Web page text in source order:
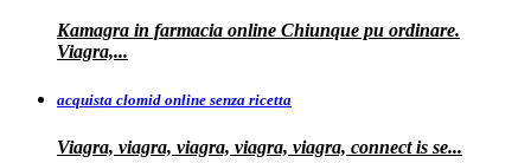
Kamagra in farmacia online Chiunque pu ordinare.
Viagra,...
acquista clomid online senza ricetta
Viagra, viagra, viagra, viagra, viagra, connect is se...